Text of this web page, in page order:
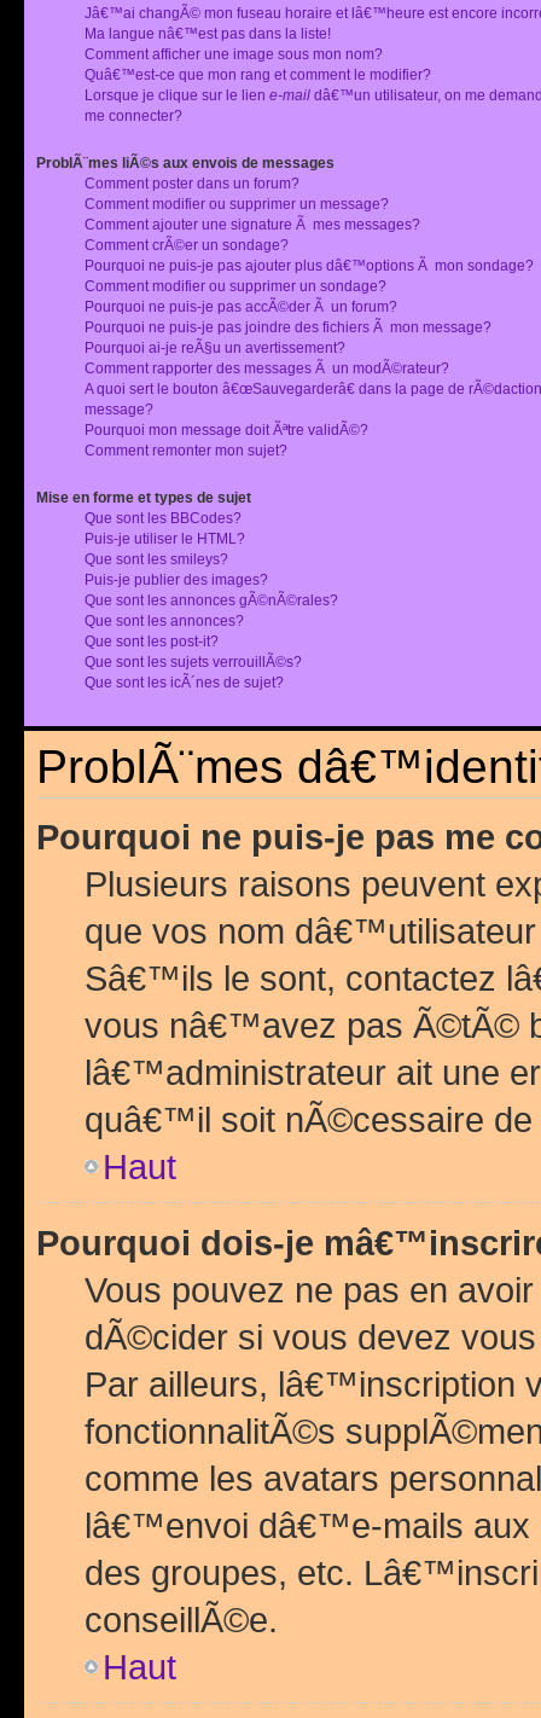
Jâ€™ai changÃ© mon fuseau horaire et lâ€™heure est encore
Ma langue nâ€™est pas dans la liste!
Comment afficher une image sous mon nom?
Quâ€™est-ce que mon rang et comment le modifier?
Lorsque je clique sur le lien e-mail dâ€™un utilisateur, on me
me connecter?
ProblÃ¨mes liÃ©s aux envois de messages
Comment poster dans un forum?
Comment modifier ou supprimer un message?
Comment ajouter une signature Ã mes messages?
Comment crÃ©er un sondage?
Pourquoi ne puis-je pas ajouter plus dâ€™options Ã mon sondage?
Comment modifier ou supprimer un sondage?
Pourquoi ne puis-je pas accÃ©der Ã un forum?
Pourquoi ne puis-je pas joindre des fichiers Ã mon message?
Pourquoi ai-je reÃ§u un avertissement?
Comment rapporter des messages Ã un modÃ©rateur?
A quoi sert le bouton â€œSauvegarderâ€ dans la page de
message?
Pourquoi mon message doit Ãªtre validÃ©?
Comment remonter mon sujet?
Mise en forme et types de sujet
Que sont les BBCodes?
Puis-je utiliser le HTML?
Que sont les smileys?
Puis-je publier des images?
Que sont les annonces gÃ©nÃ©rales?
Que sont les annonces?
Que sont les post-it?
Que sont les sujets verrouillÃ©s?
Que sont les icÃ´nes de sujet?
ProblÃ¨mes
Pourquoi ne puis-je pas me
Plusieurs raisons peuvent
que vos nom
Sâ€™ils le sont, contactez
vous nâ€™avez pas Ã©tÃ©
lâ€™administrateur ait une
quâ€™il soit nÃ©cessaire de
Haut
Pourquoi dois-je
Vous pouvez ne pas en
dÃ©cider si vous devez
Par ailleurs, lâ€™inscription
fonctionnalitÃ©s
comme les avatars
lâ€™envoi dâ€™e-mails
des groupes, etc.
conseillÃ©e.
Haut